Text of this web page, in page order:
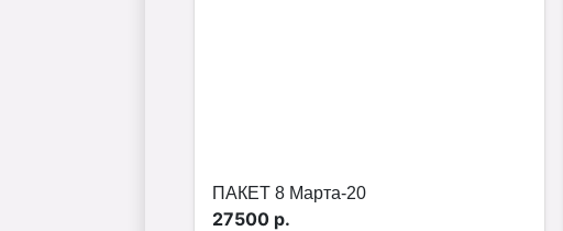
ПАКЕТ 8 Марта-20
27500 р.